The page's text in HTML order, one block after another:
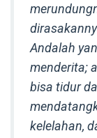
Andalah
menderita;
bisa tidur
kelelahan,